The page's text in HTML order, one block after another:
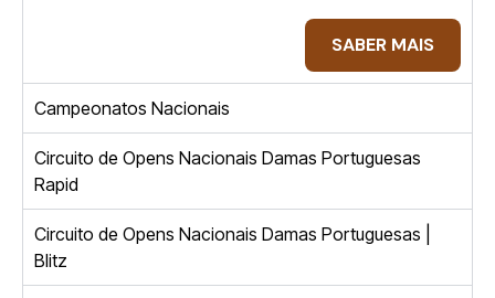
SABER MAIS
Campeonatos Nacionais
Circuito de Opens Nacionais Damas Portuguesas
Rapid
Circuito de Opens Nacionais Damas Portuguesas |
Blitz